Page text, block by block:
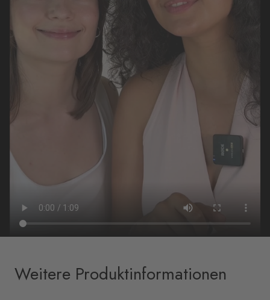
Weitere Produktinformationen